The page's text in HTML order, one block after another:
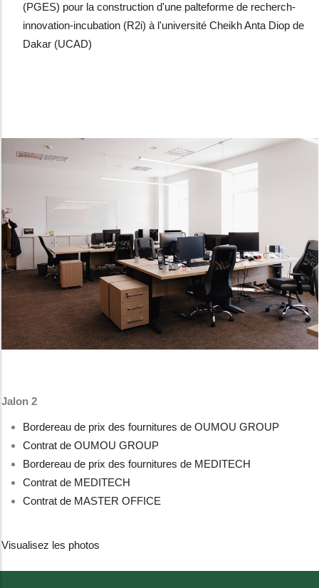
(PGES) pour la construction d'une palteforme de recherch-
innovation-incubation (R2i) à l'université Cheikh Anta Diop de
Dakar (UCAD)
Jalon 2
Bordereau de prix des fournitures de OUMOU GROUP
Contrat de OUMOU GROUP
Bordereau de prix des fournitures de MEDITECH
Contrat de MEDITECH
Contrat de MASTER OFFICE
Visualisez les photos